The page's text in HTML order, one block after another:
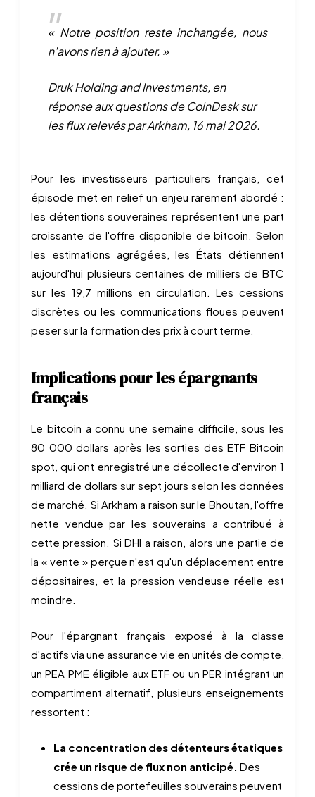
« Notre position reste inchangée, nous
n'avons rien à ajouter. »
Druk Holding and Investments, en
réponse aux questions de CoinDesk sur
les flux relevés par Arkham, 16 mai 2026.
Pour les investisseurs particuliers français, cet
épisode met en relief un enjeu rarement abordé :
les détentions souveraines représentent une part
croissante de l'offre disponible de bitcoin. Selon
les estimations agrégées, les États détiennent
aujourd'hui plusieurs centaines de milliers de BTC
sur les 19,7 millions en circulation. Les cessions
discrètes ou les communications floues peuvent
peser sur la formation des prix à court terme.
Implications pour les épargnants
français
Le bitcoin a connu une semaine difficile, sous les
80 000 dollars après les sorties des ETF Bitcoin
spot, qui ont enregistré une décollecte d'environ 1
milliard de dollars sur sept jours selon les données
de marché. Si Arkham a raison sur le Bhoutan, l'offre
nette vendue par les souverains a contribué à
cette pression. Si DHI a raison, alors une partie de
la « vente » perçue n'est qu'un déplacement entre
dépositaires, et la pression vendeuse réelle est
moindre.
Pour l'épargnant français exposé à la classe
d'actifs via une assurance vie en unités de compte,
un PEA PME éligible aux ETF ou un PER intégrant un
compartiment alternatif, plusieurs enseignements
ressortent :
La concentration des détenteurs étatiques
crée un risque de flux non anticipé. Des
cessions de portefeuilles souverains peuvent